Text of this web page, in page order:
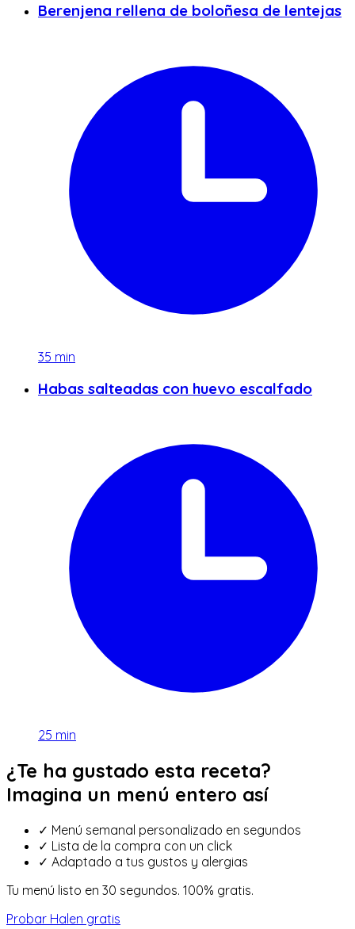
Berenjena rellena de boloñesa de lentejas
35 min
Habas salteadas con huevo escalfado
25 min
¿Te ha gustado esta receta?
Imagina un menú entero así
✓ Menú semanal personalizado en segundos
✓ Lista de la compra con un click
✓ Adaptado a tus gustos y alergias
Tu menú listo en 30 segundos. 100% gratis.
Probar Halen gratis